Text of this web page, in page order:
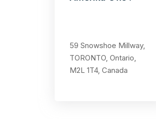
59 Snowshoe Millway,
TORONTO, Ontario,
M2L 1T4, Canada